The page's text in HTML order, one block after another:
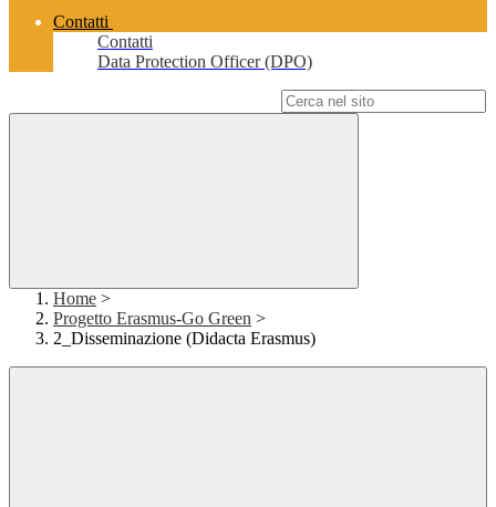
Contatti
Contatti
Data Protection Officer (DPO)
Home >
Progetto Erasmus-Go Green >
2_Disseminazione (Didacta Erasmus)